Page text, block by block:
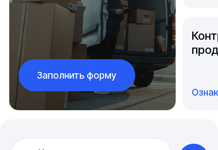
Заполнить форму